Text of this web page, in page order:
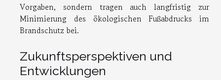
Vorgaben, sondern tragen auch langfristig zur
Minimierung des ökologischen Fußabdrucks im
Brandschutz bei.
Zukunftsperspektiven und
Entwicklungen